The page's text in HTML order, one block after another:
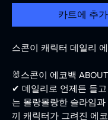
카트에 추가
스콘이 캐릭터 데일리
🐰스콘이 에코백 ABOUT
✔ 데일리로 언제든 들고
는 몰랑몰랑한 슬라임과
끼 캐릭터가 그려진 에